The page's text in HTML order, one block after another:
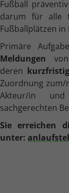
Fußball
darum für alle
Fußballplätzen in
Primäre
Meldungen
deren
Zuordnung zum/
Akteur/in
sachgerechten
Sie erreichen
unter: